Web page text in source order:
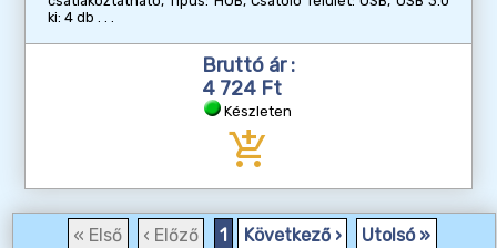
ki: 4 db
Bruttó ár :
4 724 Ft
Készleten
add_shopping_cart
« Első ‹ Előző 1 Következő ›
Utolsó »